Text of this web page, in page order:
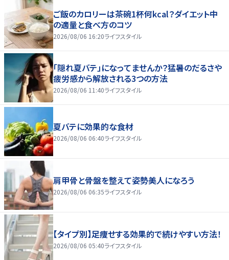
ご飯のカロリーは茶碗1杯何kcal？ダイエット中
の適量と食べ方のコツ
2026/08/06 16:20ライフスタイル
「隠れ夏バテ」になってませんか？猛暑のだるさや
疲労感から解放される3つの方法
2026/08/06 11:40ライフスタイル
夏バテに効果的な食材
2026/08/06 06:40ライフスタイル
肩甲骨と骨盤を整えて姿勢美人になろう
2026/08/06 06:35ライフスタイル
【タイプ別】足痩せする効果的で続けやすい方法！
2026/08/06 05:40ライフスタイル